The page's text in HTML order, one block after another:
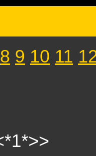
8 9 10 11